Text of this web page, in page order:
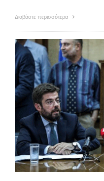
Διαβάστε περισσότερα